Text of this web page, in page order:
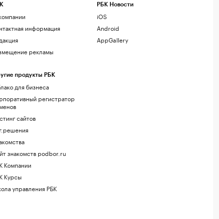
информация
рекламы
продукты РБК
для бизнеса
регистратор
сайтов
знакомств podbor.ru
Компании
Курсы
управления РБК
РБК Новости
iOS
Android
AppGallery